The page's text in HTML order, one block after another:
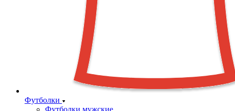
Футболки
Футболки мужские